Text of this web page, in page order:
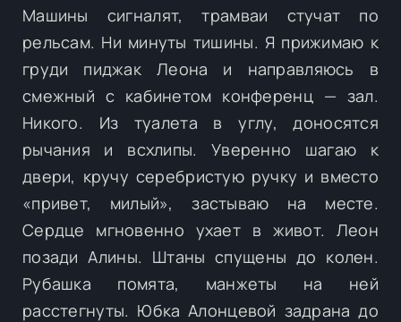
Машины сигналят, трамваи стучат по
рельсам. Ни минуты тишины. Я прижимаю к
груди пиджак Леона и направляюсь в
смежный с кабинетом конференц — зал.
Никого. Из туалета в углу, доносятся
рычания и всхлипы. Уверенно шагаю к
двери, кручу серебристую ручку и вместо
«привет, милый», застываю на месте.
Сердце мгновенно ухает в живот. Леон
позади Алины. Штаны спущены до колен.
Рубашка помята, манжеты на ней
расстегнуты. Юбка Алонцевой задрана до